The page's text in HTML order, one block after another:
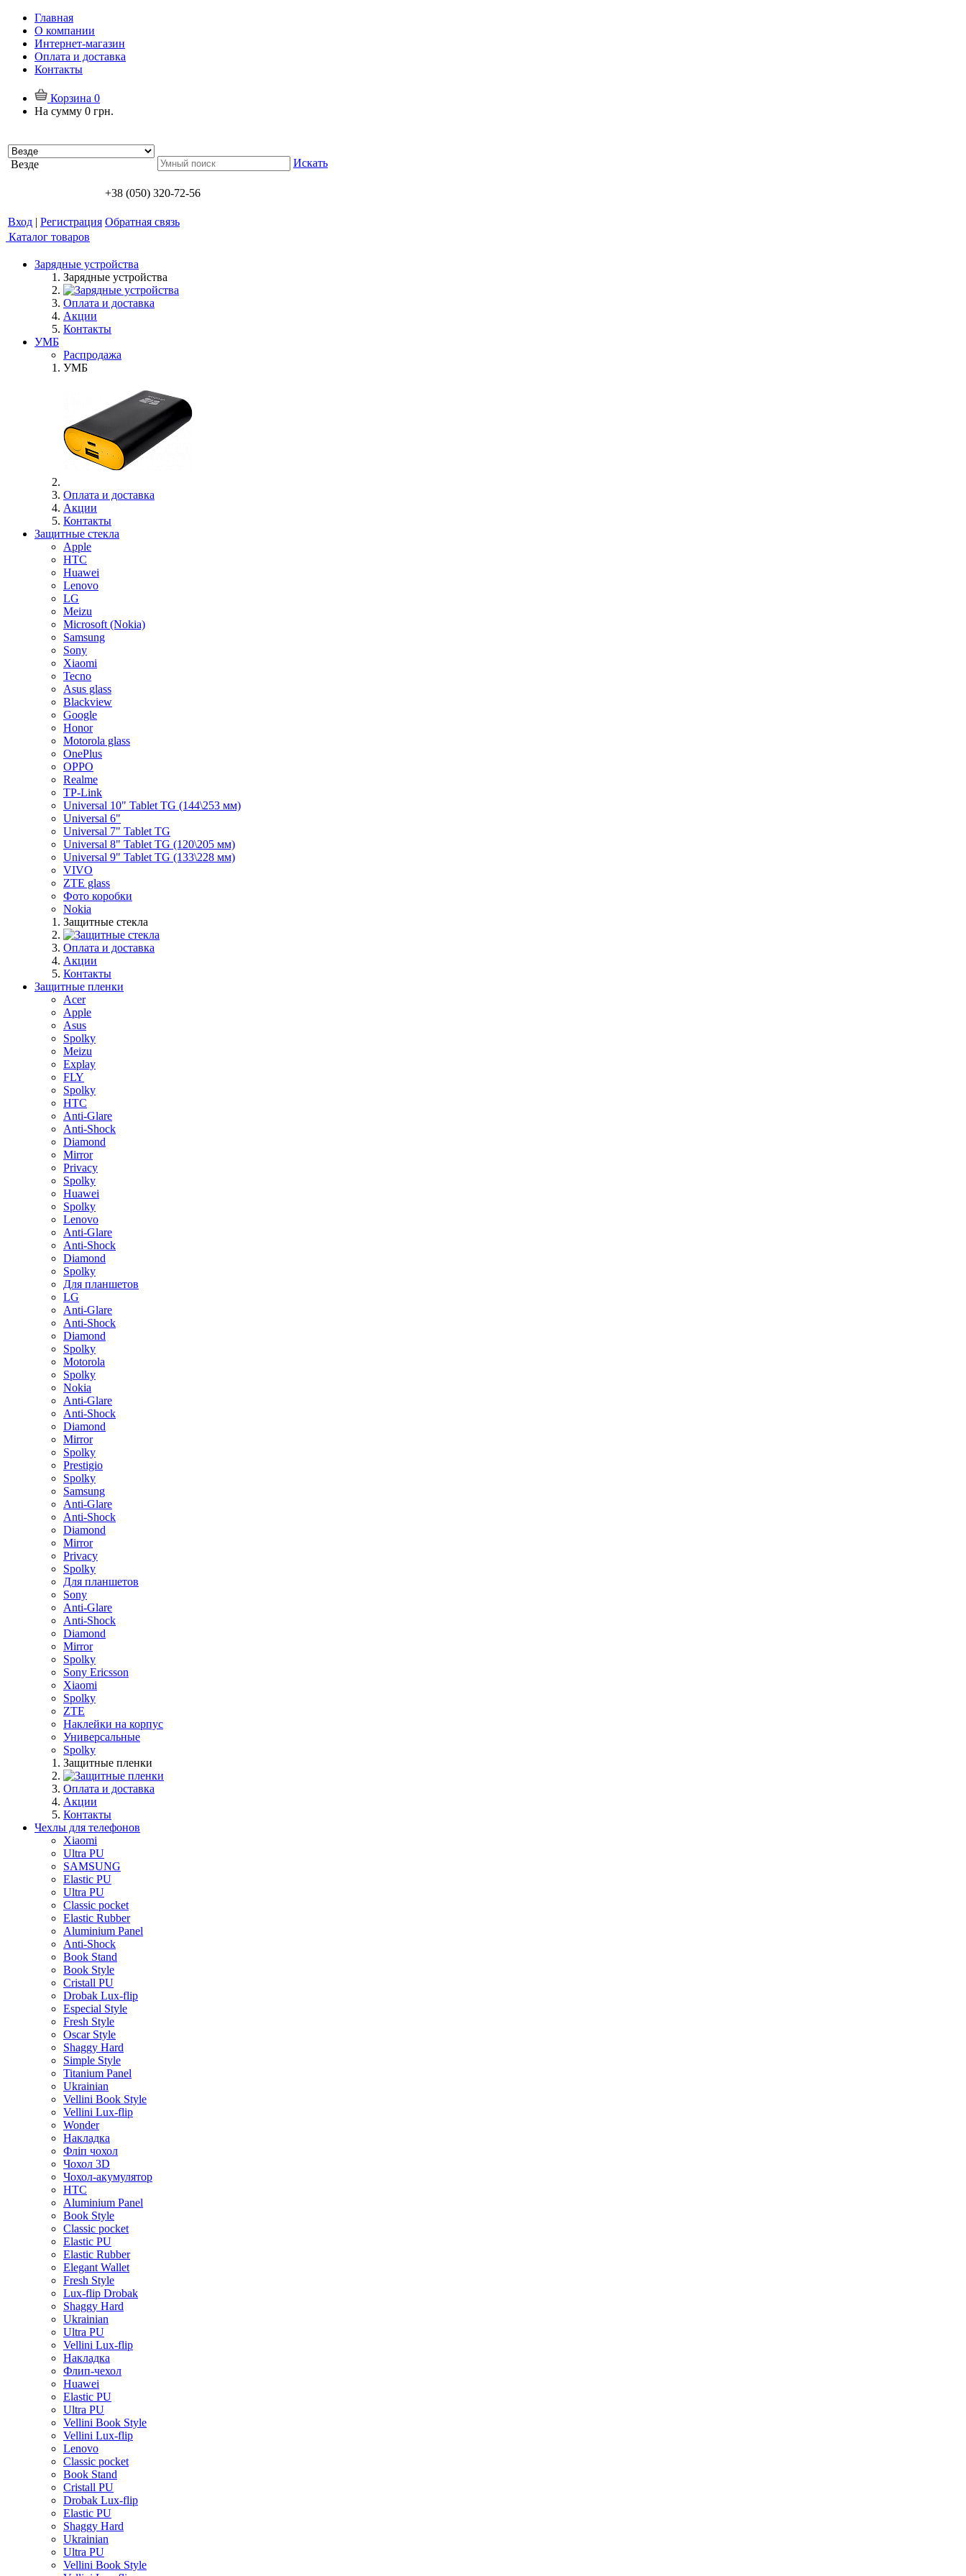
Главная
О компании
Интернет-магазин
Оплата и доставка
Контакты
Корзина 0
На сумму 0 грн.
Везде Искать
+38 (050) 320-72-56
Вход | Регистрация Обратная связь
Каталог товаров
Зарядные устройства
Зарядные устройства
Оплата и доставка
Акции
Контакты
УМБ
Распродажа
УМБ
Оплата и доставка
Акции
Контакты
Защитные стекла
Apple
HTC
Huawei
Lenovo
LG
Meizu
Microsoft (Nokia)
Samsung
Sony
Xiaomi
Tecno
Asus glass
Blackview
Google
Honor
Motorola glass
OnePlus
OPPO
Realme
TP-Link
Universal 10" Tablet TG (144\253 мм)
Universal 6"
Universal 7" Tablet TG
Universal 8" Tablet TG (120\205 мм)
Universal 9" Tablet TG (133\228 мм)
VIVO
ZTE glass
Фото коробки
Nokia
Защитные стекла
Оплата и доставка
Акции
Контакты
Защитные пленки
Acer
Apple
Asus
Spolky
Meizu
Explay
FLY
Spolky
HTC
Anti-Glare
Anti-Shock
Diamond
Mirror
Privacy
Spolky
Huawei
Spolky
Lenovo
Anti-Glare
Anti-Shock
Diamond
Spolky
Для планшетов
LG
Anti-Glare
Anti-Shock
Diamond
Spolky
Motorola
Spolky
Nokia
Anti-Glare
Anti-Shock
Diamond
Mirror
Spolky
Prestigio
Spolky
Samsung
Anti-Glare
Anti-Shock
Diamond
Mirror
Privacy
Spolky
Для планшетов
Sony
Anti-Glare
Anti-Shock
Diamond
Mirror
Spolky
Sony Ericsson
Xiaomi
Spolky
ZTE
Наклейки на корпус
Универсальные
Spolky
Защитные пленки
Оплата и доставка
Акции
Контакты
Чехлы для телефонов
Xiaomi
Ultra PU
SAMSUNG
Elastic PU
Ultra PU
Classic pocket
Elastic Rubber
Aluminium Panel
Anti-Shock
Book Stand
Book Style
Cristall PU
Drobak Lux-flip
Especial Style
Fresh Style
Oscar Style
Shaggy Hard
Simple Style
Titanium Panel
Ukrainian
Vellini Book Style
Vellini Lux-flip
Wonder
Накладка
Фліп чохол
Чохол 3D
Чохол-акумулятор
HTC
Aluminium Panel
Book Style
Classic pocket
Elastic PU
Elastic Rubber
Elegant Wallet
Fresh Style
Lux-flip Drobak
Shaggy Hard
Ukrainian
Ultra PU
Vellini Lux-flip
Накладка
Флип-чехол
Huawei
Elastic PU
Ultra PU
Vellini Book Style
Vellini Lux-flip
Lenovo
Classic pocket
Book Stand
Cristall PU
Drobak Lux-flip
Elastic PU
Shaggy Hard
Ukrainian
Ultra PU
Vellini Book Style